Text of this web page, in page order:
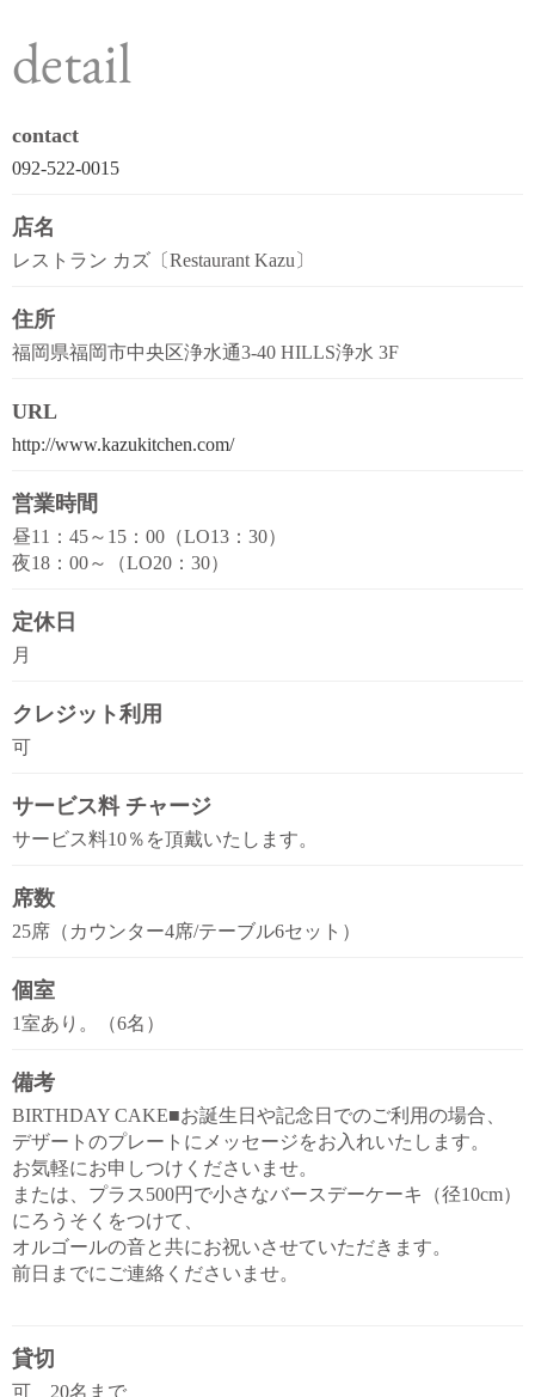
detail
contact
092-522-0015
店名
レストラン カズ〔Restaurant Kazu〕
住所
福岡県福岡市中央区浄水通3-40 HILLS浄水 3F
URL
http://www.kazukitchen.com/
営業時間
昼11：45～15：00（LO13：30）
夜18：00～（LO20：30）
定休日
月
クレジット利用
可
サービス料 チャージ
サービス料10％を頂戴いたします。
席数
25席（カウンター4席/テーブル6セット）
個室
1室あり。（6名）
備考
BIRTHDAY CAKE■お誕生日や記念日でのご利用の場合、
デザートのプレートにメッセージをお入れいたします。
お気軽にお申しつけくださいませ。
または、プラス500円で小さなバースデーケーキ（径10cm）
にろうそくをつけて、
オルゴールの音と共にお祝いさせていただきます。
前日までにご連絡くださいませ。
貸切
可 20名まで